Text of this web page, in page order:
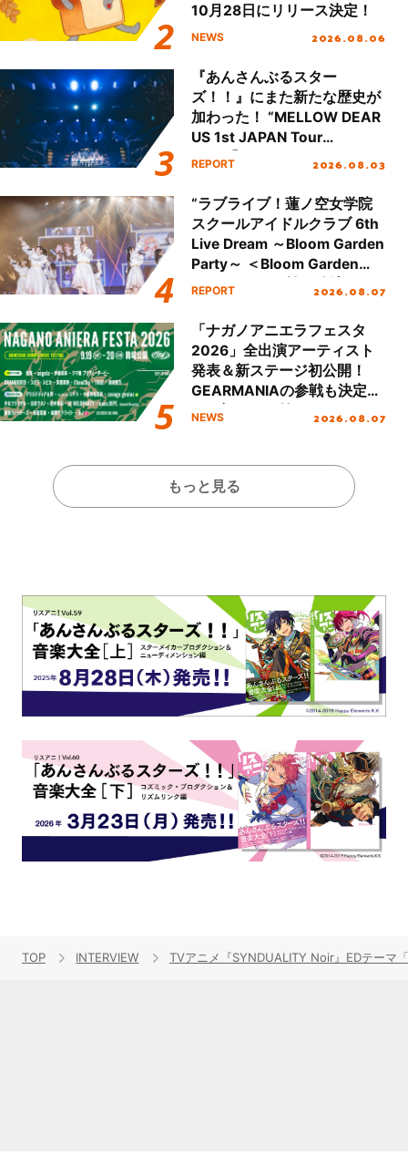
10月28日にリリース決定！
NEWS 2026.08.06
『あんさんぶるスター
ズ！！』にまた新たな歴史が
加わった！ “MELLOW DEAR
US 1st JAPAN Tour
Final「NICE to meet YOU
ート!!
REPORT 2026.08.03
“ラブライブ！蓮ノ空女学院
スクールアイドルクラブ 6th
Live Dream ～Bloom Garden
Party～ ＜Bloom Garden
Party Stage／埼玉公演＞”
REPORT 2026.08.07
「ナガノアニエラフェスタ
2026」全出演アーティスト
発表＆新ステージ初公開！
GEARMANIAの参戦も決定
し、初となる第3ステージの
NEWS 2026.08.07
もっと見る
TOP INTERVIEW TVアニメ『SYNDUALITY Noir』EDテーマ